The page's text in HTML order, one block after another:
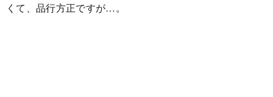
くて、品行方正ですが…。